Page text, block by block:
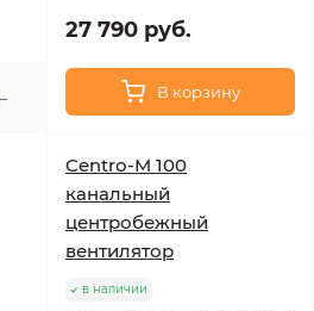
27 790 руб.
В корзину
Centro-M 100
канальный
центробежный
вентилятор
в наличии